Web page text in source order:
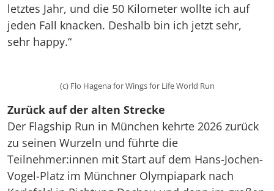
letztes Jahr, und die 50 Kilometer wollte ich auf
jeden Fall knacken. Deshalb bin ich jetzt sehr,
sehr happy.“
(c) Flo Hagena for Wings for Life World Run
Zurück auf der alten Strecke
Der Flagship Run in München kehrte 2026 zurück
zu seinen Wurzeln und führte die
Teilnehmer:innen mit Start auf dem Hans-Jochen-
Vogel-Platz im Münchner Olympiapark nach